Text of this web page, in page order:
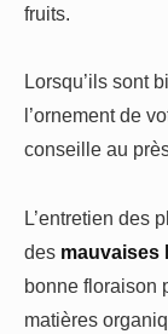
fruits.
Lorsqu’ils sont
l’ornement de
conseille au
L’entretien des
des mauvaises
bonne floraison
matières